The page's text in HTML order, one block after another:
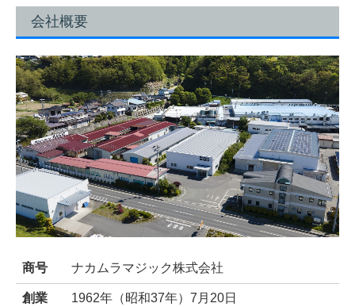
社内風景
社内制度・福利厚生
会社概要
商号 ナカムラマジック株式会社
創業 1962年（昭和37年）7月20日